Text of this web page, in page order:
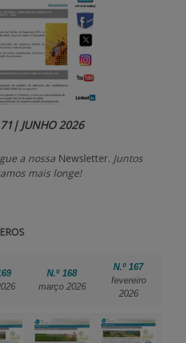
JUNHO 2026
a nossa Newsletter. Juntos
mais longe!
N.º 168
março 2026
N.º 167
fevereiro
2026